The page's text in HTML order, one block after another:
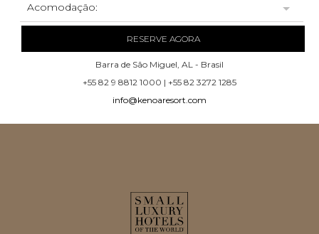
Acomodação:
RESERVE AGORA
Barra de São Miguel, AL - Brasil
+55 82 9 8812 1000 | +55 82 3272 1285
info@kenoaresort.com